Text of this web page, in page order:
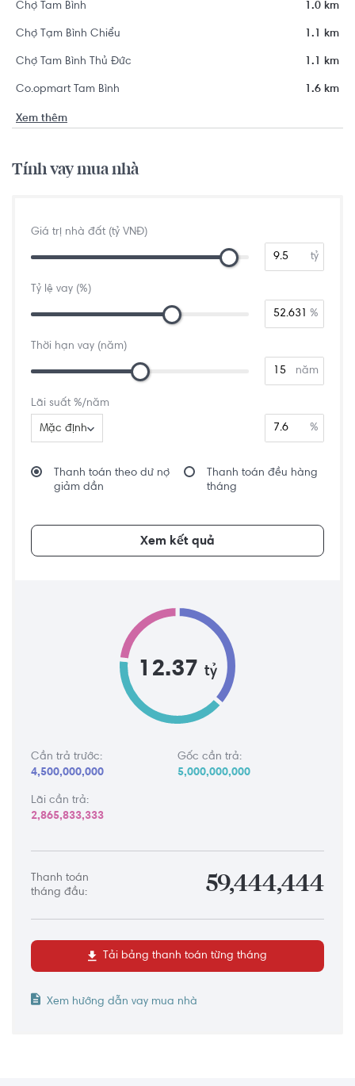
Chợ Tam Bình 1.0 km
Chợ Tạm Bình Chiểu 1.1 km
Chợ Tam Bình Thủ Đức 1.1 km
Co.opmart Tam Bình 1.6 km
Xem thêm
Tính vay mua nhà
Giá trị nhà đất (tỷ VNĐ)
tỷ
Tỷ lệ vay (%)
%
Thời hạn vay (năm)
năm
Lãi suất %/năm
Mặc định %
Thanh toán theo dư nợ
giảm dần
Thanh toán đều hàng
tháng
Xem kết quả
12.37 tỷ
Cần trả trước:
4,500,000,000
Gốc cần trả:
5,000,000,000
Lãi cần trả:
2,865,833,333
Thanh toán
tháng đầu:
59,444,444
Tải bảng thanh toán từng tháng
Xem hướng dẫn vay mua nhà